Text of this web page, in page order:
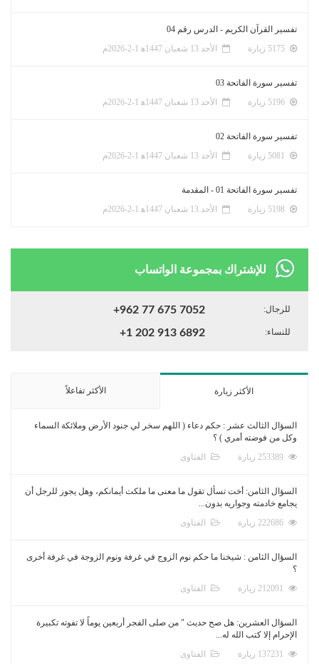
تفسير القرآن الكريم - الدرس رقم 04
الأحد 13 شعبان 1447ﻫ 1-2-2026م
تفسير سورة الفاتحة 03
الأحد 13 شعبان 1447ﻫ 1-2-2026م
تفسير سورة الفاتحة 02
الأحد 13 شعبان 1447ﻫ 1-2-2026م
تفسير سورة الفاتحة 01 - المقدمة
الأحد 13 شعبان 1447ﻫ 1-2-2026م
للإشتراك بمجموعة الواتساب
للرجال: +962 77 675 7052
للنساء: +1 202 913 6892
الأكثر زيارة الأكثر تفاعلاً
السؤال الثالث عشر : حكم دعاء ( اللهم سخر لي جنود الأرض وملائكة السماء
وكل من فوضته أمري ) ؟
الفتاوى
السؤال الثامن: أخت تسأل تقول ما معنى ما ملكت أيمانكم، وهل يجوز للرجل أن
يجامع خادمته وجواريه بدون...
الفتاوى
السؤال الثامن : شيخنا ما حكم نوم الزوج في غرفة ونوم الزوجة في غرفة أخرى
؟
الفتاوى
السؤال العشرين: هل صح حديث " من صلى الفجر أربعين يوماً لا تفوته تكبيرة
الإحرام إلا كتب الله له...
الفتاوى